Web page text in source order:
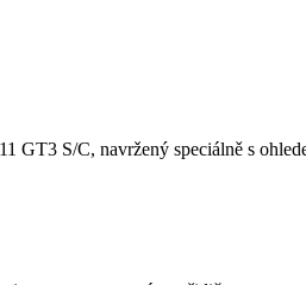
GT3 S/C, navržený speciálně s